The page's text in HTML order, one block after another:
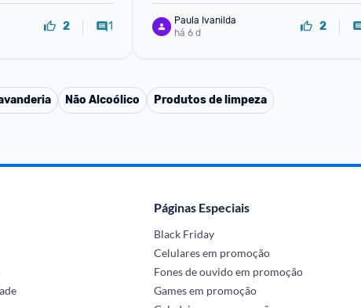
2 1
Paula Ivanilda
há 6 d
2
Não Alcoólico Produtos de limpeza
Páginas Especiais
Black Friday
Celulares em promoção
Fones de ouvido em promoção
Games em promoção